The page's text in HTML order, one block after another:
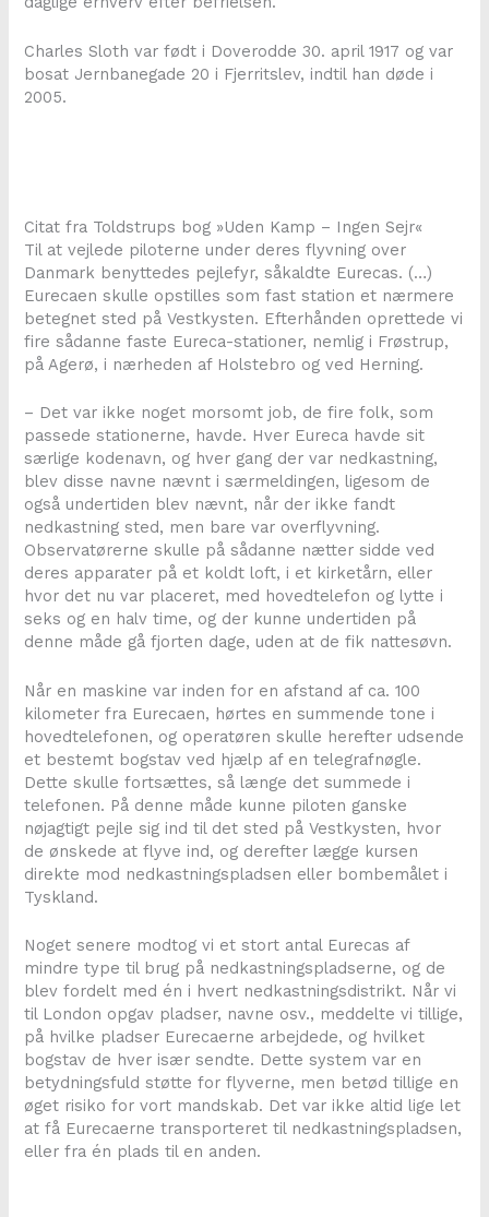
Charles Sloth var født i Doverodde 30. april 1917 og var
bosat Jernbanegade 20 i Fjerritslev, indtil han døde i
2005.
Citat fra Toldstrups bog »Uden Kamp – Ingen Sejr«
Til at vejlede piloterne under deres flyvning over
Danmark benyttedes pejlefyr, såkaldte Eurecas. (…)
Eurecaen skulle opstilles som fast station et nærmere
betegnet sted på Vestkysten. Efterhånden oprettede vi
fire sådanne faste Eureca-stationer, nemlig i Frøstrup,
på Agerø, i nærheden af Holstebro og ved Herning.
– Det var ikke noget morsomt job, de fire folk, som
passede stationerne, havde. Hver Eureca havde sit
særlige kodenavn, og hver gang der var nedkastning,
blev disse navne nævnt i særmeldingen, ligesom de
også undertiden blev nævnt, når der ikke fandt
nedkastning sted, men bare var overflyvning.
Observatørerne skulle på sådanne nætter sidde ved
deres apparater på et koldt loft, i et kirketårn, eller
hvor det nu var placeret, med hovedtelefon og lytte i
seks og en halv time, og der kunne undertiden på
denne måde gå fjorten dage, uden at de fik nattesøvn.
Når en maskine var inden for en afstand af ca. 100
kilometer fra Eurecaen, hørtes en summende tone i
hovedtelefonen, og operatøren skulle herefter udsende
et bestemt bogstav ved hjælp af en telegrafnøgle.
Dette skulle fortsættes, så længe det summede i
telefonen. På denne måde kunne piloten ganske
nøjagtigt pejle sig ind til det sted på Vestkysten, hvor
de ønskede at flyve ind, og derefter lægge kursen
direkte mod nedkastningspladsen eller bombemålet i
Tyskland.
Noget senere modtog vi et stort antal Eurecas af
mindre type til brug på nedkastningspladserne, og de
blev fordelt med én i hvert nedkastningsdistrikt. Når vi
til London opgav pladser, navne osv., meddelte vi tillige,
på hvilke pladser Eurecaerne arbejdede, og hvilket
bogstav de hver især sendte. Dette system var en
betydningsfuld støtte for flyverne, men betød tillige en
øget risiko for vort mandskab. Det var ikke altid lige let
at få Eurecaerne transporteret til nedkastningspladsen,
eller fra én plads til en anden.